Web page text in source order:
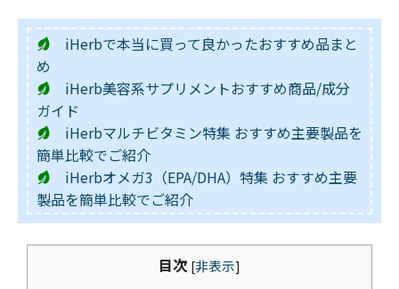
iHerbで本当に買って良かったおすすめ品まと
め
iHerb美容系サプリメントおすすめ商品/成分
ガイド
iHerbマルチビタミン特集 おすすめ主要製品を
簡単比較でご紹介
iHerbオメガ3（EPA/DHA）特集 おすすめ主要
製品を簡単比較でご紹介
目次 [非表示]